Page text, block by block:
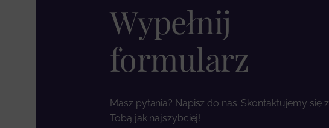
Wypełnij
formularz
Masz pytania? Napisz do nas. Skontaktujemy się z
Tobą jak najszybciej!